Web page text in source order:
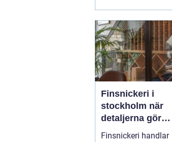
Finsnickeri i
stockholm när
detaljerna gör
skillnaden
Finsnickeri handlar